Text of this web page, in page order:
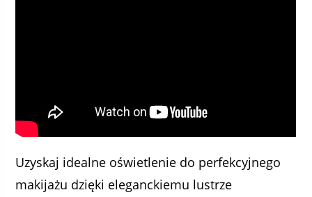
Uzyskaj idealne oświetlenie do perfekcyjnego
makijażu dzięki eleganckiemu lustrze